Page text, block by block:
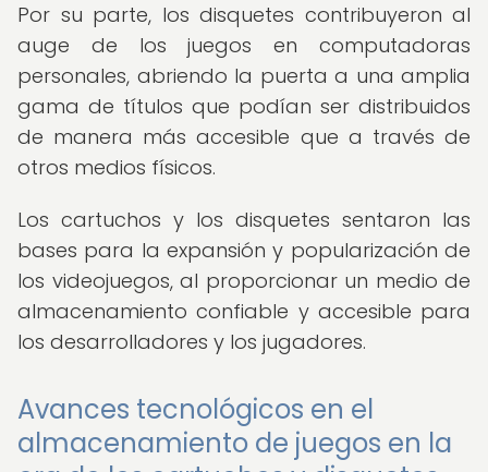
Por su parte, los disquetes contribuyeron al
auge de los juegos en computadoras
personales, abriendo la puerta a una amplia
gama de títulos que podían ser distribuidos
de manera más accesible que a través de
otros medios físicos.
Los cartuchos y los disquetes sentaron las
bases para la expansión y popularización de
los videojuegos, al proporcionar un medio de
almacenamiento confiable y accesible para
los desarrolladores y los jugadores.
Avances tecnológicos en el
almacenamiento de juegos en la